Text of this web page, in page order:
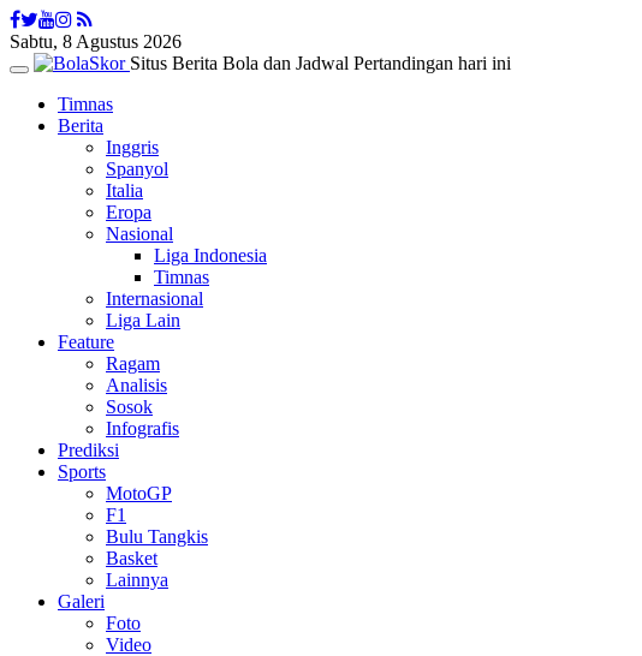
Sabtu, 8 Agustus 2026
Toggle
navigation
Situs Berita Bola dan Jadwal Pertandingan hari ini
Timnas
Berita
Inggris
Spanyol
Italia
Eropa
Nasional
Liga Indonesia
Timnas
Internasional
Liga Lain
Feature
Ragam
Analisis
Sosok
Infografis
Prediksi
Sports
MotoGP
F1
Bulu Tangkis
Basket
Lainnya
Galeri
Foto
Video